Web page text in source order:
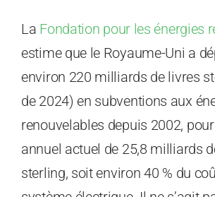
La Fondation pour les énergies
estime que le Royaume-Uni a
environ 220 milliards de livres
de 2024) en subventions aux
renouvelables depuis 2002,
annuel actuel de 25,8 milliards
sterling, soit environ 40 % du